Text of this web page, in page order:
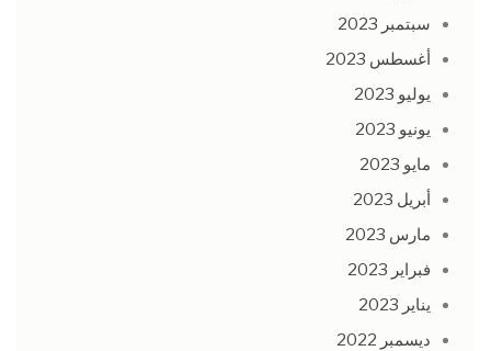
سبتمبر 2023
أغسطس 2023
يوليو 2023
يونيو 2023
مايو 2023
أبريل 2023
مارس 2023
فبراير 2023
يناير 2023
ديسمبر 2022